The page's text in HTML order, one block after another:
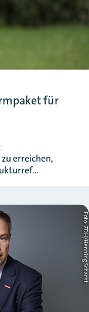
für
erreichen,
Foto: ZDH/Henning Schacht